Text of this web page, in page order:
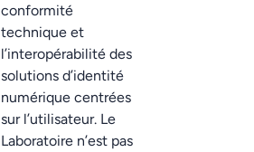
conformité
technique et
l’interopérabilité des
solutions d’identité
numérique centrées
sur l’utilisateur. Le
Laboratoire n’est pas